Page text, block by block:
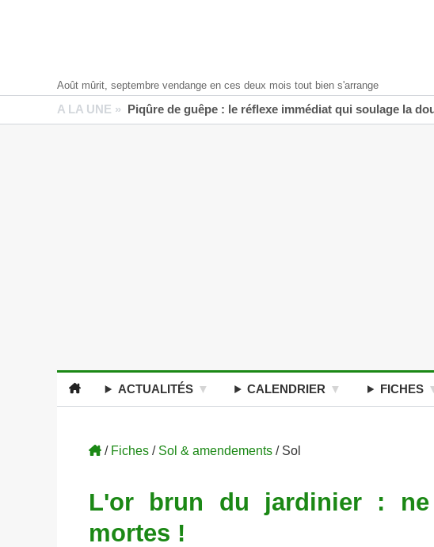
Août mûrit, septembre vendange en ces deux mois tout bien s'arrange
A LA UNE » Piqûre de guêpe : le réflexe immédiat qui soulage la
ACTUALITÉS CALENDRIER FICHES
/ Fiches / Sol & amendements / Sol
L'or brun du jardinier :
mortes !